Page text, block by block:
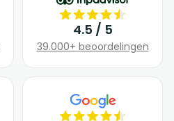
4.5 / 5
39.000+ beoordelingen